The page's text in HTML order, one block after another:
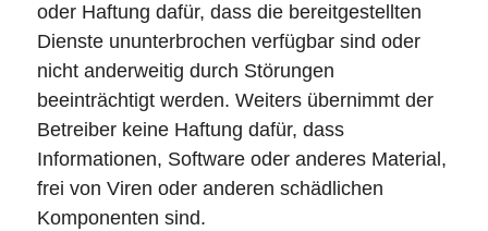
oder Haftung dafür, dass die bereitgestellten
Dienste ununterbrochen verfügbar sind oder
nicht anderweitig durch Störungen
beeinträchtigt werden. Weiters übernimmt der
Betreiber keine Haftung dafür, dass
Informationen, Software oder anderes Material,
frei von Viren oder anderen schädlichen
Komponenten sind.